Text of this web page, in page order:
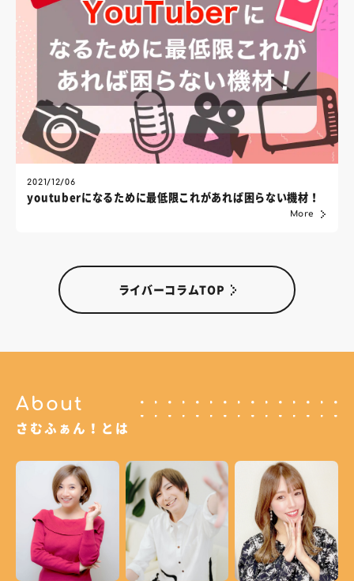
2021/12/06
youtuberになるために最低限これがあれば困らない機材！
More
ライバーコラムTOP
About
さむふぁん！とは